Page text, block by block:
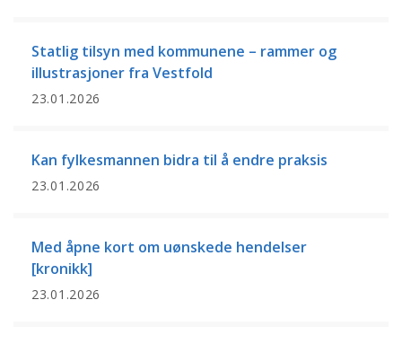
Statlig tilsyn med kommunene – rammer og
illustrasjoner fra Vestfold
23.01.2026
Kan fylkesmannen bidra til å endre praksis
23.01.2026
Med åpne kort om uønskede hendelser
[kronikk]
23.01.2026